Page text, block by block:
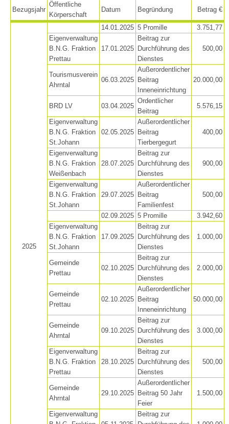
Association History
Mountain Rescue Stations
Bezugsjahr
Öffentliche
Körperschaft
Datum Begründung Betrag €
2025
14.01.2025 5 Promille
3.751,77
Eigenverwaltung
B.N.G. Fraktion
Prettau
17.01.2025
Beitrag zur
Durchführung des
Dienstes
500,00
Tourismusverein
Ahrntal
06.03.2025
Außerordentlicher
Beitrag
Inneneinrichtung
20.000,00
BRD LV 03.04.2025
Ordentlicher
Beitrag
5.576,15
Eigenverwaltung
B.N.G. Fraktion
St.Johann
02.05.2025
Außerordentlicher
Beitrag
Tierbergegurt
400,00
Eigenverwaltung
B.N.G. Fraktion
Weißenbach
28.07.2025
Beitrag zur
Durchführung des
Dienstes
900,00
Eigenverwaltung
B.N.G. Fraktion
St.Johann
29.07.2025
Außerordentlicher
Beitrag
Familienfest
500,00
02.09.2025 5 Promille
3.942,60
Eigenverwaltung
B.N.G. Fraktion
St.Johann
17.09.2025
Beitrag zur
Durchführung des
Dienstes
1.000,00
Gemeinde
Prettau
02.10.2025
Beitrag zur
Durchführung des
Dienstes
2.000,00
Gemeinde
Prettau
02.10.2025
Außerordentlicher
Beitrag
Inneneinrichtung
50.000,00
Gemeinde
Ahrntal
09.10.2025
Beitrag zur
Durchführung des
Dienstes
3.000,00
Eigenverwaltung
B.N.G. Fraktion
Prettau
28.10.2025
Beitrag zur
Durchführung des
Dienstes
500,00
Gemeinde
Ahrntal
29.10.2025
Außerordentlicher
Beitrag 50 Jahr
Feier
1.500,00
Eigenverwaltung
Beitrag zur